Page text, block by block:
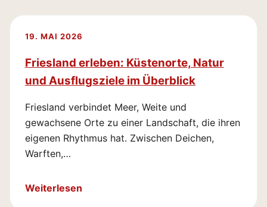
19. MAI 2026
Friesland erleben: Küstenorte, Natur
und Ausflugsziele im Überblick
Friesland verbindet Meer, Weite und
gewachsene Orte zu einer Landschaft, die ihren
eigenen Rhythmus hat. Zwischen Deichen,
Warften,…
Weiterlesen